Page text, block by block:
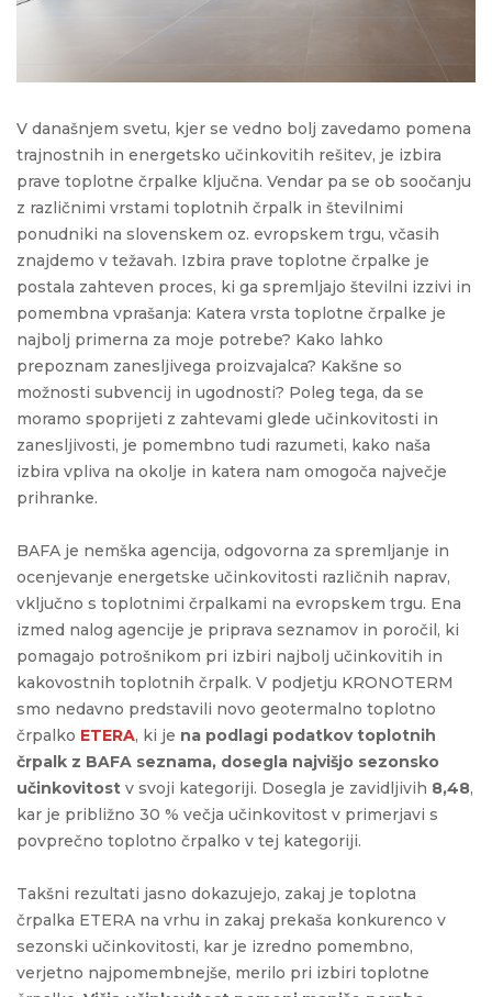
V današnjem svetu, kjer se vedno bolj zavedamo pomena
trajnostnih in energetsko učinkovitih rešitev, je izbira
prave toplotne črpalke ključna. Vendar pa se ob soočanju
z različnimi vrstami toplotnih črpalk in številnimi
ponudniki na slovenskem oz. evropskem trgu, včasih
znajdemo v težavah. Izbira prave toplotne črpalke je
postala zahteven proces, ki ga spremljajo številni izzivi in
pomembna vprašanja: Katera vrsta toplotne črpalke je
najbolj primerna za moje potrebe? Kako lahko
prepoznam zanesljivega proizvajalca? Kakšne so
možnosti subvencij in ugodnosti? Poleg tega, da se
moramo spoprijeti z zahtevami glede učinkovitosti in
zanesljivosti, je pomembno tudi razumeti, kako naša
izbira vpliva na okolje in katera nam omogoča največje
prihranke.
BAFA je nemška agencija, odgovorna za spremljanje in
ocenjevanje energetske učinkovitosti različnih naprav,
vključno s toplotnimi črpalkami na evropskem trgu. Ena
izmed nalog agencije je priprava seznamov in poročil, ki
pomagajo potrošnikom pri izbiri najbolj učinkovitih in
kakovostnih toplotnih črpalk. V podjetju KRONOTERM
smo nedavno predstavili novo geotermalno toplotno
črpalko ETERA, ki je na podlagi podatkov toplotnih
črpalk z BAFA seznama, dosegla najvišjo sezonsko
učinkovitost v svoji kategoriji. Dosegla je zavidljivih 8,48,
kar je približno 30 % večja učinkovitost v primerjavi s
povprečno toplotno črpalko v tej kategoriji.
Takšni rezultati jasno dokazujejo, zakaj je toplotna
črpalka ETERA na vrhu in zakaj prekaša konkurenco v
sezonski učinkovitosti, kar je izredno pomembno,
verjetno najpomembnejše, merilo pri izbiri toplotne